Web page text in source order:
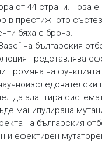
от 44 страни. Това
в престижното
бяха с бронз.
на българския
представлява
промяна на
да адаптира
манипулирана
на българския
и ефективен